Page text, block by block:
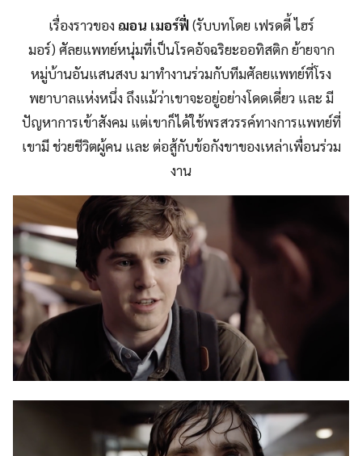
เรื่องราวของ ฌอน เมอร์ฟี่(รับบทโดย เฟรดดี้ ไฮร์
มอร์) ศัลยแพทย์หนุ่มที่เป็นโรคอัจฉริยะออทิสติก ย้ายจาก
หมู่บ้านอันแสนสงบ มาทำงานร่วมกับทีมศัลยแพทย์ที่โรง
พยาบาลแห่งหนึ่ง ถึงแม้ว่าเขาจะอยู่อย่างโดดเดี่ยว และ มี
ปัญหาการเข้าสังคม แต่เขาก็ได้ใช้พรสวรรค์ทางการแพทย์ที่
เขามี ช่วยชีวิตผู้คน และ ต่อสู้กับข้อกังขาของเหล่าเพื่อนร่วม
งาน